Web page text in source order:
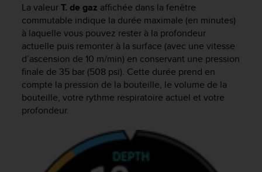
La valeurT. de gaz affichée dans la fenêtre
commutable indique la durée maximale (en minutes)
à laquelle vous pouvez rester à la profondeur
actuelle puis remonter à la surface (avec une vitesse
d’ascension de 10 m/min) en conservant une pression
finale de 35 bar (508 psi). Cette durée prend en
compte la pression de la bouteille, le volume de la
bouteille, votre rythme respiratoire actuel et votre
profondeur.